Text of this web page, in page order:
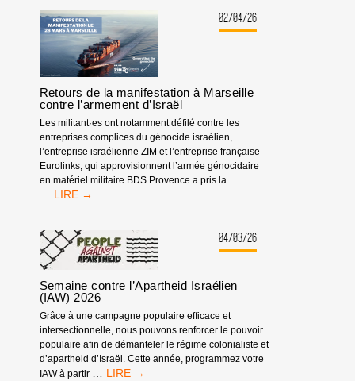
02/04/26
Retours de la manifestation à Marseille
contre l’armement d’Israël
Les militant·es ont notamment défilé contre les
entreprises complices du génocide israélien,
l’entreprise israélienne ZIM et l’entreprise française
Eurolinks, qui approvisionnent l’armée génocidaire
en matériel militaire.BDS Provence a pris la
RETOURS
MANIFESTATION
À
MARSEILLE
CONTRE
L’ARMEMENT
D’ISRAËL
04/03/26
Semaine contre l’Apartheid Israélien
(IAW) 2026
Grâce à une campagne populaire efficace et
intersectionnelle, nous pouvons renforcer le pouvoir
populaire afin de démanteler le régime colonialiste et
d’apartheid d’Israël. Cette année, programmez votre
IAW à partir … SEMAINE